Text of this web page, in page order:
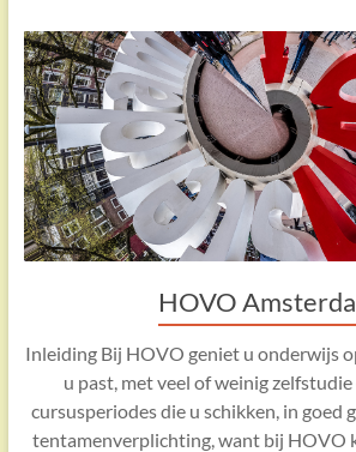
HOVO
Inleiding Bij HOVO geniet u onderwijs
u past, met veel of weinig
cursusperiodes die u schikken, in goed
tentamenverplichting, want bij HOVO